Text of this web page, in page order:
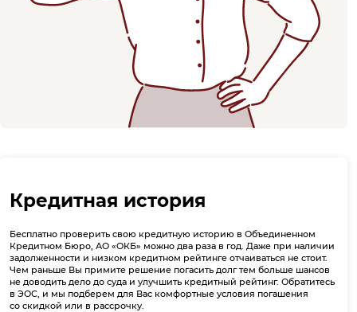
Кредитная история
Бесплатно проверить свою кредитную историю в Объединенном
Кредитном Бюро, АО «ОКБ» можно два раза в год. Даже при наличии
задолженности и низком кредитном рейтинге отчаиваться не стоит.
Чем раньше Вы примите решение погасить долг тем больше шансов
не доводить дело до суда и улучшить кредитный рейтинг. Обратитесь
в ЭОС, и мы подберем для Вас комфортные условия погашения
со скидкой или в рассрочку.